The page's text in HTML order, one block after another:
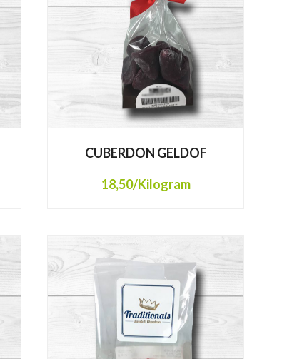
CUBERDON GELDOF
18,50/Kilogram